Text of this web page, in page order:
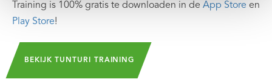
Training is 100% gratis te downloaden in de App Store en
Play Store!
BEKIJK TUNTURI TRAINING